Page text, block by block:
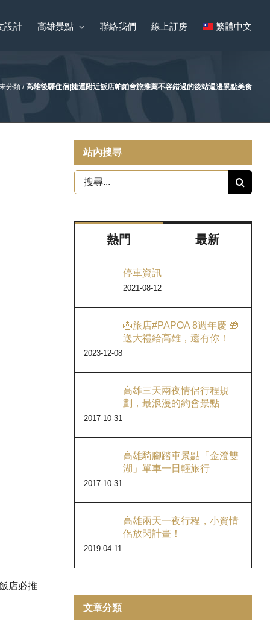
設計 高雄景點 聯絡我們 線上訂房 繁體中文
分類 /高雄後驛住宿|捷運附近飯店帕鉑舍旅推薦不容錯過的後站週邊景點美食
店必推
站內搜尋
尋
熱門 最新
停車資訊
2021-08-12
🎂旅店#PAPOA 8週年慶 🎁
送大禮給高雄，還有你！
2023-12-08
高雄三天兩夜情侶行程規
劃，最浪漫的約會景點
2017-10-31
高雄騎腳踏車景點「金澄雙
湖」單車一日輕旅行
2017-10-31
高雄兩天一夜行程，小資情
侶放閃計畫！
2019-04-11
文章分類